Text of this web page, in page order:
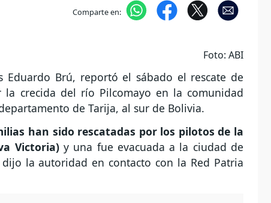
Comparte en:
Foto: ABI
Eduardo Brú, reportó el sábado el rescate de
crecida del río Pilcomayo en la comunidad
de Tarija, al sur de Bolivia.
han sido rescatadas por los pilotos de la
Victoria) y una fue evacuada a la ciudad de
la autoridad en contacto con la Red Patria